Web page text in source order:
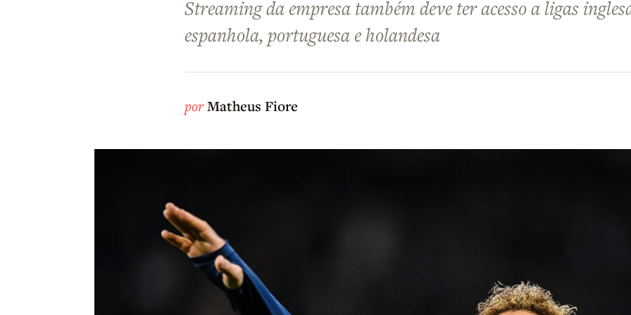
Streaming da empresa também deve ter acesso a ligas
espanhola, portuguesa e holandesa
porMatheus Fiore